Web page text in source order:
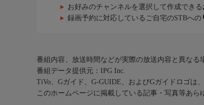
お好みのチャンネルを選択して作成できる
録画予約に対応しているご自宅のSTBへの
番組内容、放送時間などが実際の放送内容と異なる
番組データ提供元：IPG Inc.
TiVo、Gガイド、G-GUIDE、およびGガイドロゴは
このホームページに掲載している記事・写真等あら